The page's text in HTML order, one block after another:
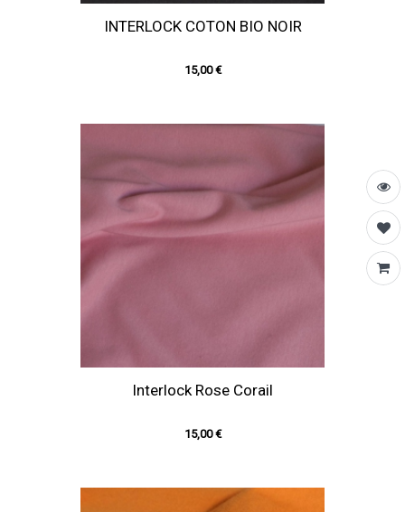
INTERLOCK COTON BIO NOIR
15,00 €
Interlock Rose Corail
15,00 €